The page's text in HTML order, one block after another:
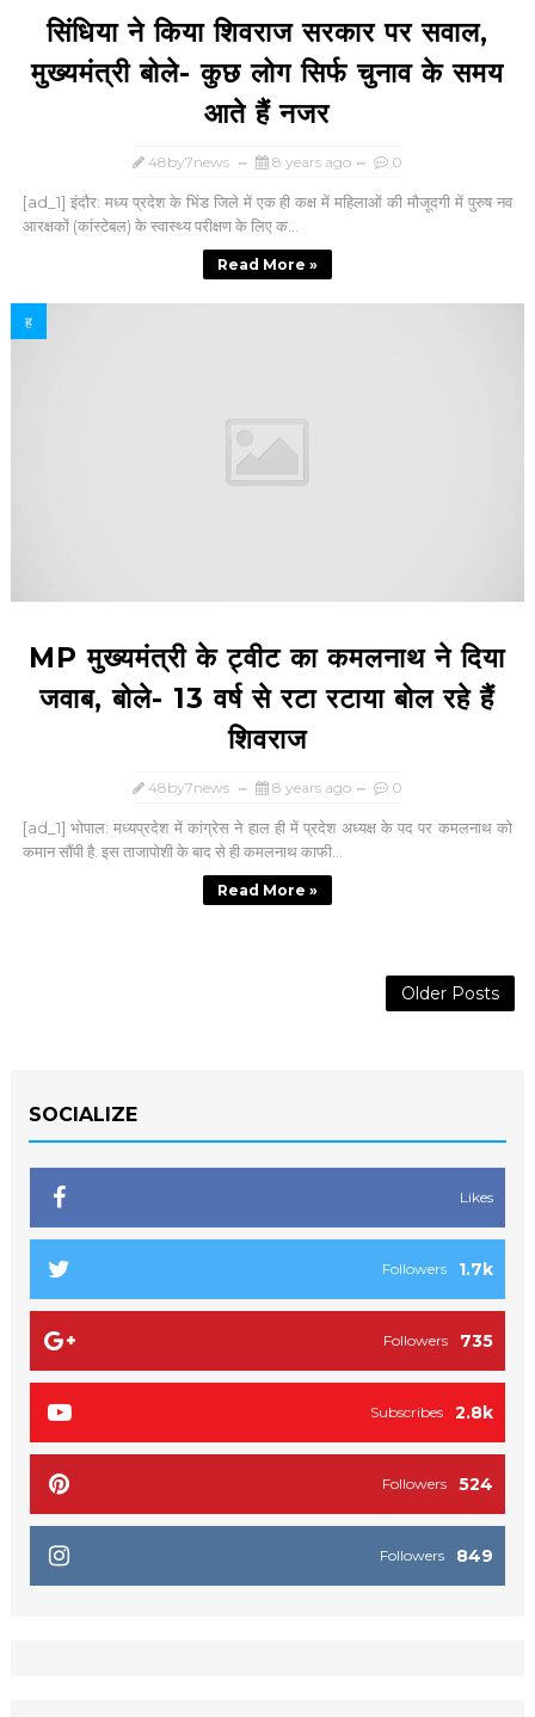
सिंधिया ने किया शिवराज सरकार पर सवाल,
मुख्‍यमंत्री बोले- कुछ लोग सिर्फ चुनाव के समय
आते हैं नजर
48by7news 8 years ago 0
[ad_1] इंदौर: मध्य प्रदेश के भिंड जिले में एक ही कक्ष में महिलाओं की मौजूदगी में पुरुष नव
आरक्षकों (कांस्टेबल) के स्वास्थ्य परीक्षण के लिए क...
Read More »
ह
MP मुख्‍यमंत्री के ट्वीट का कमलनाथ ने दिया
जवाब, बोले- 13 वर्ष से रटा रटाया बोल रहे हैं
शिवराज
48by7news 8 years ago 0
[ad_1] भोपाल: मध्‍यप्रदेश में कांग्रेस ने हाल ही में प्रदेश अध्‍यक्ष के पद पर कमलनाथ को
कमान सौंपी है. इस ताजापोशी के बाद से ही कमलनाथ काफी...
Read More »
Older Posts
SOCIALIZE
Likes
1.7k
Followers
735
Followers
2.8k
Subscribes
524
Followers
849
Followers